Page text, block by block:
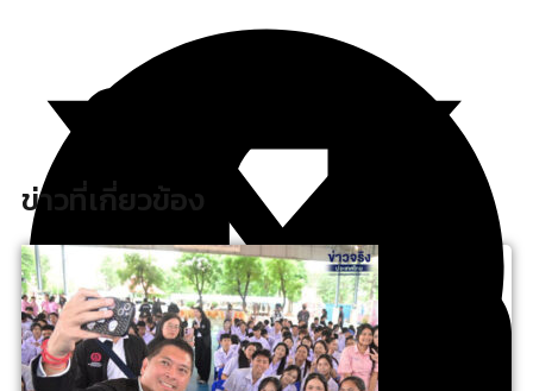
ข่าวที่เกี่ยวข้อง